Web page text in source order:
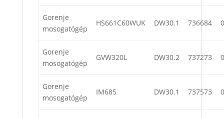
Gorenje
mosogatógép
HS661C60WUK DW30.1 736684
Gorenje
mosogatógép
GVW320L DW30.2 737273
Gorenje
mosogatógép
IM685 DW30.1 737573